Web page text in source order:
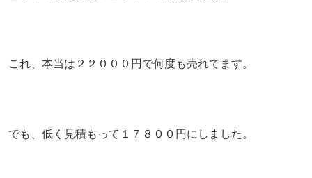
これ、本当は２２０００円で何度も売れてます。
でも、低く見積もって１７８００円にしました。